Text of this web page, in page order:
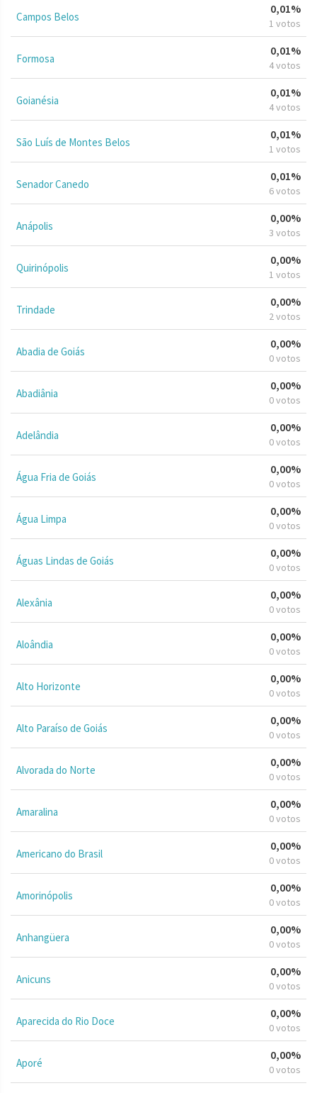
Campos Belos
0,01%
1 votos
Formosa
0,01%
4 votos
Goianésia
0,01%
4 votos
São Luís de Montes Belos
0,01%
1 votos
Senador Canedo
0,01%
6 votos
Anápolis
0,00%
3 votos
Quirinópolis
0,00%
1 votos
Trindade
0,00%
2 votos
Abadia de Goiás
0,00%
0 votos
Abadiânia
0,00%
0 votos
Adelândia
0,00%
0 votos
Água Fria de Goiás
0,00%
0 votos
Água Limpa
0,00%
0 votos
Águas Lindas de Goiás
0,00%
0 votos
Alexânia
0,00%
0 votos
Aloândia
0,00%
0 votos
Alto Horizonte
0,00%
0 votos
Alto Paraíso de Goiás
0,00%
0 votos
Alvorada do Norte
0,00%
0 votos
Amaralina
0,00%
0 votos
Americano do Brasil
0,00%
0 votos
Amorinópolis
0,00%
0 votos
Anhangüera
0,00%
0 votos
Anicuns
0,00%
0 votos
Aparecida do Rio Doce
0,00%
0 votos
Aporé
0,00%
0 votos